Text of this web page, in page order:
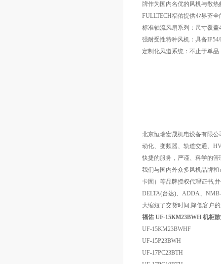
牌作为国内名优的风机与散
FULLTECH福佑提供业界齐
标准轴流风扇系列：尺寸覆盖
强耐受性特种风机：具备
定制化风道系统：不止于单
北京恒瑞宏晟机电设备有限
动化、变频器、轨道交通、
快捷的服务，严谨、科学的
我们与国内外众多风机品牌和
卡固）等品牌授权代理证书,
DELTA(台达)、ADDA、
大缩短了交货时间,降低客户
福佑 UF-15KM23BWH 机柜
UF-15KM23BWHF
UF-15P23BWH
UF-17PC23BTH